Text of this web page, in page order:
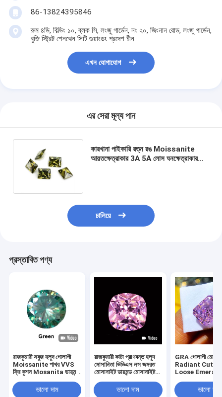
86-13824395846
রুম ৪ডি, বিল্ডিং ১০, ব্লক সি, লংজু গার্ডেন, নং ২০, জিংনান রোড, লংজু গার্ডেন,
বুজি স্ট্রিট শেনঝেন সিটি গুয়াংডং প্রদেশ চীন
এখন যোগাযোগ
এর সেরা মূল্য পান
কারখানা পাইকারি রত্ন রঙ Moissanite
আয়তক্ষেত্রাকার 3A 5A লোস ঘনক্ষেত্রাকার
চালিয়ে
প্রস্তাবিত পণ্য
রাজকুমারী সবুজ হলুদ গোলাপী
Moissanite পাথর VVS
ফ্রি কুশন Mosanita ডায়মন্ড
প্রবৃত্তি রিংভালো দাম
রাজকুমারী কাটা প্রাণবন্ত হলুদ
মোসানিতা ভিভিএস লস জমরত
মোসানাইট ডায়মন্ড মোসানাইট
প্রতিশ্রুতি রিংভালো দাম
GRA গোলাপী
Radiant Cut
Loose Emerald
প্রিন্সেস কাট
গোলাপী মোসানাইট
ভালো দাম